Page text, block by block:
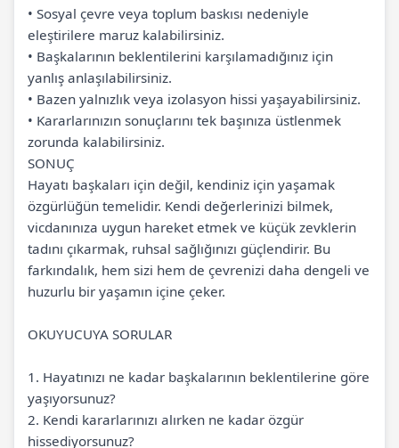
• Sosyal çevre veya toplum baskısı nedeniyle
eleştirilere maruz kalabilirsiniz.
• Başkalarının beklentilerini karşılamadığınız için
yanlış anlaşılabilirsiniz.
• Bazen yalnızlık veya izolasyon hissi yaşayabilirsiniz.
• Kararlarınızın sonuçlarını tek başınıza üstlenmek
zorunda kalabilirsiniz.
SONUÇ
Hayatı başkaları için değil, kendiniz için yaşamak
özgürlüğün temelidir. Kendi değerlerinizi bilmek,
vicdanınıza uygun hareket etmek ve küçük zevklerin
tadını çıkarmak, ruhsal sağlığınızı güçlendirir. Bu
farkındalık, hem sizi hem de çevrenizi daha dengeli ve
huzurlu bir yaşamın içine çeker.
OKUYUCUYA SORULAR
1. Hayatınızı ne kadar başkalarının beklentilerine göre
yaşıyorsunuz?
2. Kendi kararlarınızı alırken ne kadar özgür
hissediyorsunuz?